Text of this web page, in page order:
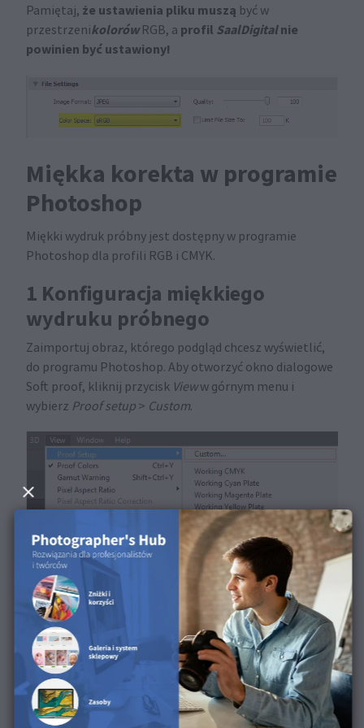
Pamiętaj, że ustawienia pliku muszą być w
przestrzenikolorówRGB, a profil SaalDigitalnie
powinien być ustawiony!
Miękka korekta w programie
Photoshop
Miękki wydruk próbny jest dostępny w programie
Photoshop dla profili RGB i CMYK.
1 Konfiguracja miękkiego
wydruku próbnego
Zaimportuj obraz, którego podgląd chcesz wyświetlić,
do programu Photoshop. Aby otworzyć okno dialogowe
Soft proof, kliknij przycisk Vieww górnym menu i
wybierz Proof setup > Custom.
Pojawi się okno Custom Proof Condition. W sekcji
Urządzenie do symulacji
wybierz profil ICC, który
pobrałeś i chcesz przetestować. Pozostałe ustawienia
należy wypełnić zgodnie z potrzebami każdego profilu.
Możesz je sprawdzić na naszejstronie profili ICC.
Na przykład profil ICC FineArt Baryta musi mieć
odznaczoną opcję Zachowaj liczbyRGB, Intencję
renderowania
ustawioną naWzględny kolorymetryczny,